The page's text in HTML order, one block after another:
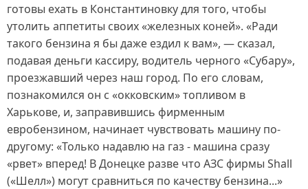
готовы ехать в Константиновку для того, чтобы
утолить аппетиты своих «железных коней». «Ради
такого бензина я бы даже ездил к вам», — сказал,
подавая деньги кассиру, водитель черного «Субару»,
проезжавший через наш город. По его словам,
познакомился он с «окковским» топливом в
Харькове, и, заправившись фирменным
евробензином, начинает чувствовать машину по-
другому: «Только надавлю на газ - машина сразу
«рвет» вперед! В Донецке разве что АЗС фирмы Shall
(«Шелл») могут сравниться по качеству бензина...»